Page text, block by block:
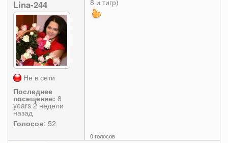
Lina-244
Не в сети
Последнее
посещение: 8
years 2 недели
назад
Голосов: 52
8 и тигр)
0 голосов